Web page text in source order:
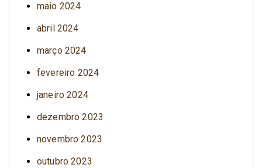
maio 2024
abril 2024
março 2024
fevereiro 2024
janeiro 2024
dezembro 2023
novembro 2023
outubro 2023